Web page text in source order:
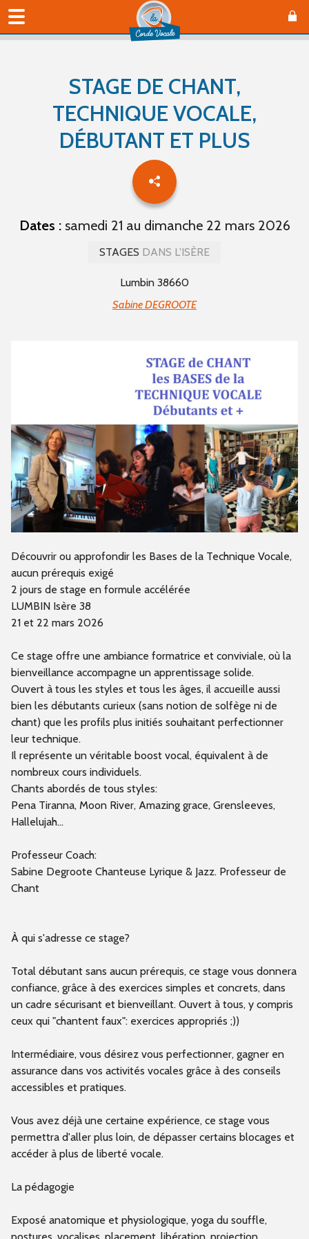
STAGE DE CHANT,
TECHNIQUE VOCALE,
DÉBUTANT ET PLUS
Dates :samedi 21 au dimanche 22 mars 2026
STAGES DANS L'ISÈRE
Lumbin 38660
Sabine DEGROOTE
Découvrir ou approfondir les Bases de la Technique Vocale,
aucun prérequis exigé
2 jours de stage en formule accélérée
LUMBIN Isère 38
21 et 22 mars 2026
Ce stage offre une ambiance formatrice et conviviale, où la
bienveillance accompagne un apprentissage solide.
Ouvert à tous les styles et tous les âges, il accueille aussi
bien les débutants curieux (sans notion de solfège ni de
chant) que les profils plus initiés souhaitant perfectionner
leur technique.
Il représente un véritable boost vocal, équivalent à de
nombreux cours individuels.
Chants abordés de tous styles:
Pena Tiranna, Moon River, Amazing grace, Grensleeves,
Hallelujah...
Professeur Coach:
Sabine Degroote Chanteuse Lyrique & Jazz. Professeur de
Chant
À qui s'adresse ce stage?
Total débutant sans aucun prérequis, ce stage vous donnera
confiance, grâce à des exercices simples et concrets, dans
un cadre sécurisant et bienveillant. Ouvert à tous, y compris
ceux qui "chantent faux": exercices appropriés ;))
Intermédiaire, vous désirez vous perfectionner, gagner en
assurance dans vos activités vocales grâce à des conseils
accessibles et pratiques.
Vous avez déjà une certaine expérience, ce stage vous
permettra d'aller plus loin, de dépasser certains blocages et
accéder à plus de liberté vocale.
La pédagogie
Exposé anatomique et physiologique, yoga du souffle,